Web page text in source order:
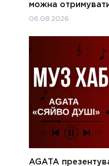
можна
06.08.2026
AGATA